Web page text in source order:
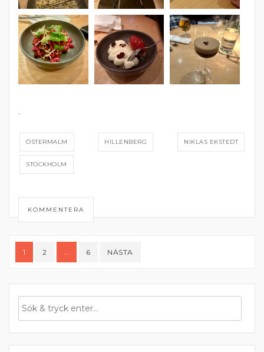
.
ÖSTERMALM HILLENBERG NIKLAS EKSTEDT
STOCKHOLM
KOMMENTERA
Sidnumrering
för
1 2 … 6 NÄSTA